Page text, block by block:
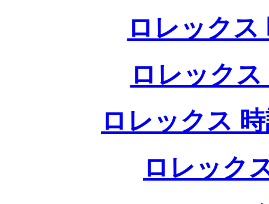
ロレックス
ロレック
ロレックス
ロレック